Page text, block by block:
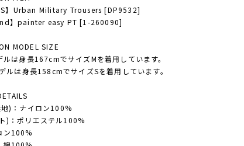
】Urban Military Trousers [DP9532]
】painter easy PT [1-260090]
MODEL SIZE
は身長167cmでサイズMを着用しています。
は身長158cmでサイズSを着用しています。
)：ナイロン100%
)：ポリエステル100%
ン100%